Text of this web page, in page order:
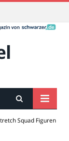
Squad Figuren